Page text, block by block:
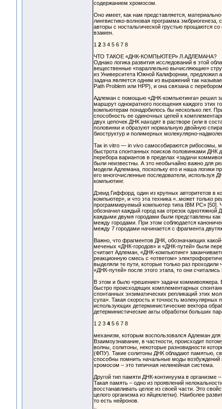
содержанием хромосом.
Оно имеет, как нам представляется,
лингвистико-волновая программа
авторы с ностальгической грустью прощаются
взамен.
1 23 4 5 6 7 8
ЧТО ТАКОЕ «ДНК-КОМПЬЮТЕР» Л.АДЛЕМАНА?
Однако логика развития исследований в этой
вещественные «параллельно вычисляющие»
из Университета Южной Калифорнии, предложил
задача является одним из выражений так
Path Problem или HPP), и она связана с
Адлеман с помощью «ДНК-компьютинга» решил
маршрут однократного посещения каждого этих
компьютерам понадобилось бы несколько лет.
способность ее одиночных цепей к
двух цепочек ДНК находят в растворе (или в
половинки и образуют нормальную двойную
биоструктур и полимерных молекулярно-
Так in vitro — in vivo самособираются рибосомы,
быстрота спонтанных поисков половинками ДНК
перебора вариантов в пределах «задачи
были неизвестны. А это необычайно важно для
модели Адлемана, поскольку его и наша логики
его многочисленные последователи, используя
компьютинг.
Дэвид Гиффорд, один из крупных авторитетов в
компьютер», и что эта техника «..может только
программируемый компьютер типа IBM PC»
обозначил каждый город как отрезок
каждыми двумя городами были представлены
между городами. При этом соблюдается
между 7 городами начинается с фрагмента
Важно, что фрагментов ДНК, обозначающих
меченых «ДНК-городов» и «ДНК-путей» были
считает Адлеман, «ДНК-компьютинг»
реакционную смесь с «ответом»
выделяли те пути, которые только раз
«ДНК-путей» после этого этапа, то они
В этом и было «решение» задачи коммивояжера.
быстро происходящих комплементарных
спонтанных энзиматических репликаций этих
супа». Такая скорость и точность
использующих детерминистические вектора
детерминистические акты обработки больших
1 2 3 45 6 7 8
механизм, которым воспользовался Адлеман
Взаимоузнавание, в частности, происходит
волны, солитоны, некоторые разновидности
(ФПУ). Такие солитоны ДНК обладают памятью,
способны помнить начальные моды
хромосом – это типичная нелинейная система.
Другой тип памяти ДНК-континуума в организме
Такая память – одно из проявлений
восстанавливать целое из своей части. Это
целого организма из яйцеклетки). Наиболее
то есть нейронов.